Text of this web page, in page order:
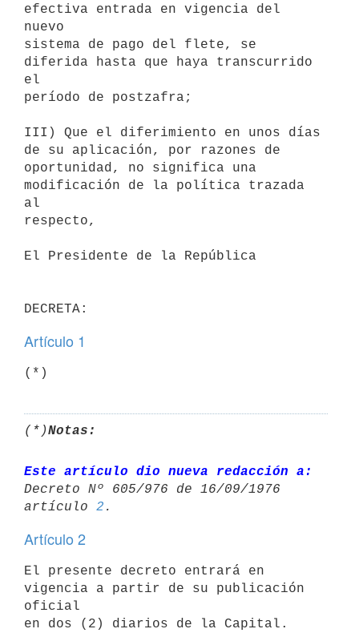
efectiva entrada en vigencia del
nuevo
sistema de pago del flete, se
diferida hasta que haya transcurrido
el
período de postzafra;
III) Que el diferimiento en unos días
de su aplicación, por razones de
oportunidad, no significa una
modificación de la política trazada
al
respecto,
El Presidente de la República
Artículo 1
(*)Notas:
Este artículo dio nueva redacción a:
Decreto Nº 605/976 de 16/09/1976
artículo 2
Artículo 2
El presente decreto entrará en
vigencia a partir de su publicación
oficial